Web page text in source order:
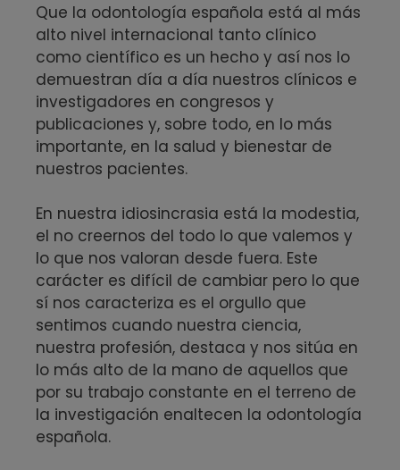
Que la odontología española está al más
alto nivel internacional tanto clínico
como científico es un hecho y así nos lo
demuestran día a día nuestros clínicos e
investigadores en congresos y
publicaciones y, sobre todo, en lo más
importante, en la salud y bienestar de
nuestros pacientes.
En nuestra idiosincrasia está la modestia,
el no creernos del todo lo que valemos y
lo que nos valoran desde fuera. Este
carácter es difícil de cambiar pero lo que
sí nos caracteriza es el orgullo que
sentimos cuando nuestra ciencia,
nuestra profesión, destaca y nos sitúa en
lo más alto de la mano de aquellos que
por su trabajo constante en el terreno de
la investigación enaltecen la odontología
española.